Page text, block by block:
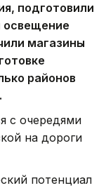
подготовили
освещение
магазины
районов
с очередями
на дороги
потенциал